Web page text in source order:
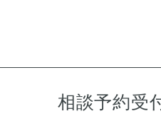
相談予約受